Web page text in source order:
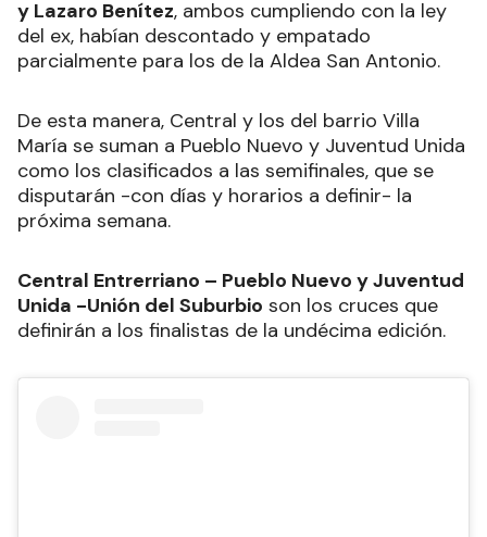
y Lazaro Benítez, ambos cumpliendo con la ley
del ex, habían descontado y empatado
parcialmente para los de la Aldea San Antonio.
De esta manera, Central y los del barrio Villa
María se suman a Pueblo Nuevo y Juventud Unida
como los clasificados a las semifinales, que se
disputarán -con días y horarios a definir- la
próxima semana.
Central Entrerriano – Pueblo Nuevo y Juventud
Unida -Unión del Suburbio son los cruces que
definirán a los finalistas de la undécima edición.